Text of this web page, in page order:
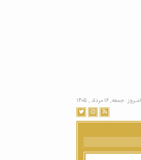
امـروز : جمعه, ۱۶ مرداد , ۱۴۰۵